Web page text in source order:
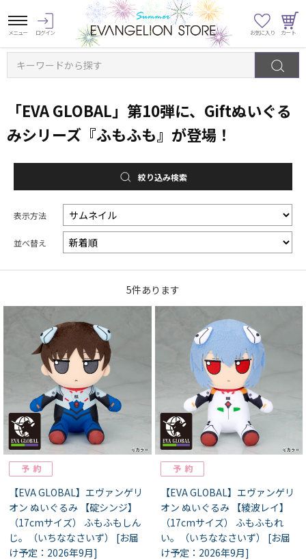
キーワードから探す
「EVA GLOBAL」第10弾に、Giftぬいぐる
みシリーズ『ふもふも』が登場！
絞り込み検索
表示方法
並べ替え
5件あります
【EVA GLOBAL】エヴァンゲリ
オン ぬいぐるみ 【碇シンジ】
（17cmサイズ） ふもふもしん
じ。（いちななさいず） [お届
け予定：2026年9月]
【EVA GLOBAL】エヴァンゲリ
オン ぬいぐるみ 【綾波レイ】
（17cmサイズ） ふもふもれ
い。（いちななさいず） [お届
け予定：2026年9月]